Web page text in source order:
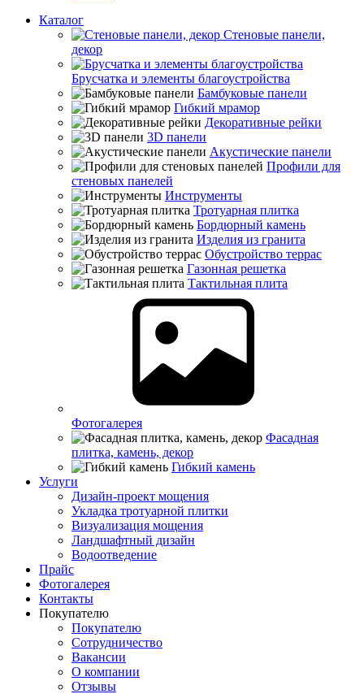
Каталог
Стеновые панели,
декор
Брусчатка и элементы благоустройства
Бамбуковые панели
Гибкий мрамор
Декоративные рейки
3D панели
Акустические панели
Профили для
стеновых панелей
Инструменты
Тротуарная плитка
Бордюрный камень
Изделия из гранита
Обустройство террас
Газонная решетка
Тактильная плита
Фотогалерея
Фасадная
плитка, камень, декор
Гибкий камень
Услуги
Дизайн-проект мощения
Укладка тротуарной плитки
Визуализация мощения
Ландшафтный дизайн
Водоотведение
Прайс
Фотогалерея
Контакты
Покупателю
Покупателю
Сотрудничество
Вакансии
О компании
Отзывы